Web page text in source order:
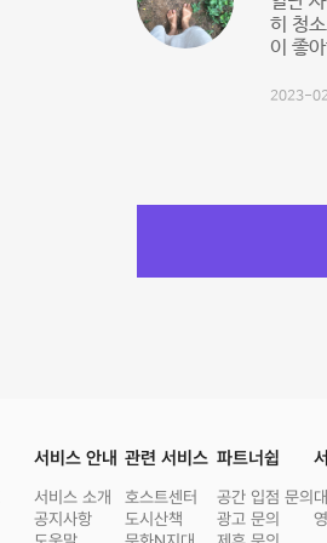
히 청
이 좋
2023-
서비스 안내
서비스 소개
공지사항
관련 서비스
호스트센터
도시산책
파트너쉽
공간 입점 문의
광고 문의